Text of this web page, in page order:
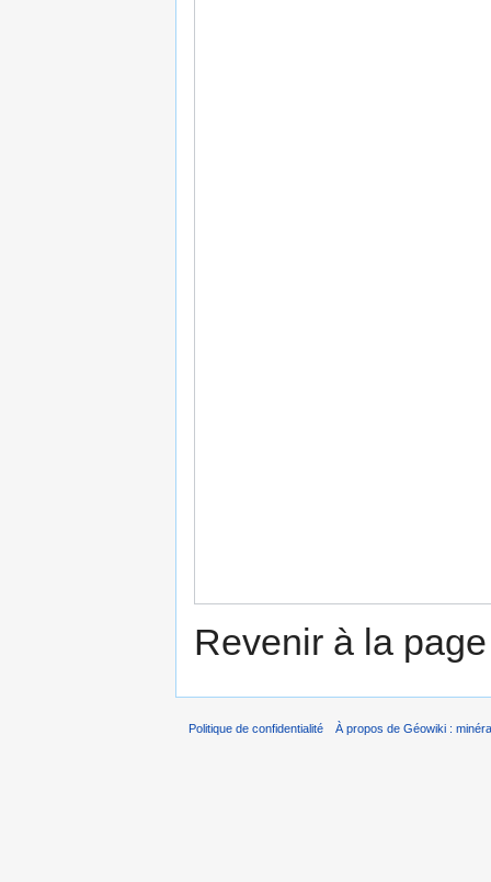
Revenir à la
Politique de confidentialité À propos de Géowiki :